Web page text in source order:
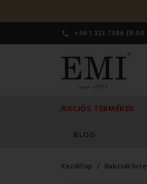
 +36 1 323 7346 (8:00
AKCIÓS TERMÉKEK
BLOG
Kezdőlap